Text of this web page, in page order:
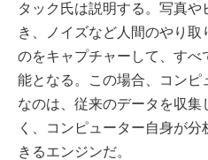
タック氏は説明する。写真
き、ノイズなど人間のやり
のをキャプチャーして、す
能となる。この場合、コン
なのは、従来のデータを収
く、コンピューター自身が
きるエンジンだ。